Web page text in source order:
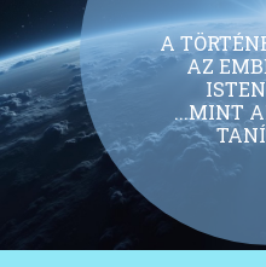
A
AZ
...MINT